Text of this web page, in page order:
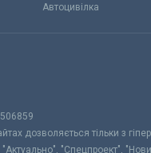
Автоцивілка
дозволяється тільки з
"Спецпроект",